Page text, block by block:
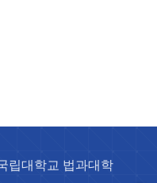
립대학교 법과대학